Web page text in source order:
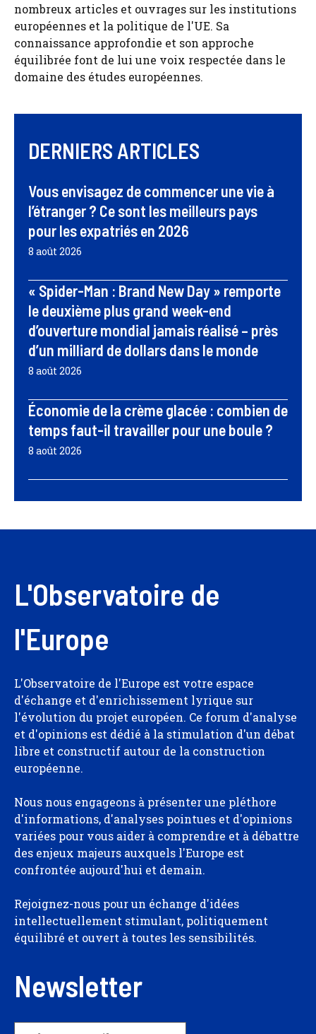
nombreux articles et ouvrages sur les institutions
européennes et la politique de l'UE. Sa
connaissance approfondie et son approche
équilibrée font de lui une voix respectée dans le
domaine des études européennes.
DERNIERS ARTICLES
Vous envisagez de commencer une vie à
l’étranger ? Ce sont les meilleurs pays
pour les expatriés en 2026
8 août 2026
« Spider-Man : Brand New Day » remporte
le deuxième plus grand week-end
d’ouverture mondial jamais réalisé – près
d’un milliard de dollars dans le monde
8 août 2026
Économie de la crème glacée : combien de
temps faut-il travailler pour une boule ?
8 août 2026
L'Observatoire de
l'Europe
L'Observatoire de l'Europe est votre espace
d'échange et d'enrichissement lyrique sur
l'évolution du projet européen. Ce forum d'analyse
et d'opinions est dédié à la stimulation d'un débat
libre et constructif autour de la construction
européenne.
Nous nous engageons à présenter une pléthore
d'informations, d'analyses pointues et d'opinions
variées pour vous aider à comprendre et à débattre
des enjeux majeurs auxquels l'Europe est
confrontée aujourd'hui et demain.
Rejoignez-nous pour un échange d'idées
intellectuellement stimulant, politiquement
équilibré et ouvert à toutes les sensibilités.
Newsletter